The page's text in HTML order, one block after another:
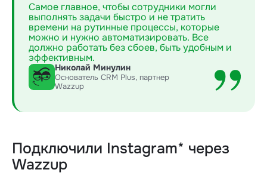
Самое главное, чтобы сотрудники могли
выполнять задачи быстро и не тратить
времени на рутинные процессы, которые
можно и нужно автоматизировать. Все
должно работать без сбоев, быть удобным и
эффективным.
Николай Минулин
Основатель CRM Plus, партнер
Wazzup
Подключили Instagram* через
Wazzup